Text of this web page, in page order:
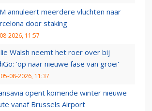
annuleert meerdere vluchten naar
door staking
2026, 11:57
Walsh neemt het roer over bij
'op naar nieuwe fase van groei'
05-08-2026, 11:37
opent komende winter nieuwe
vanaf Brussels Airport